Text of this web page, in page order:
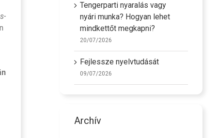
Tengerparti nyaralás vagy
nyári munka? Hogyan lehet
mindkettőt megkapni?
20/07/2026
Fejlessze nyelvtudását
09/07/2026
Archív